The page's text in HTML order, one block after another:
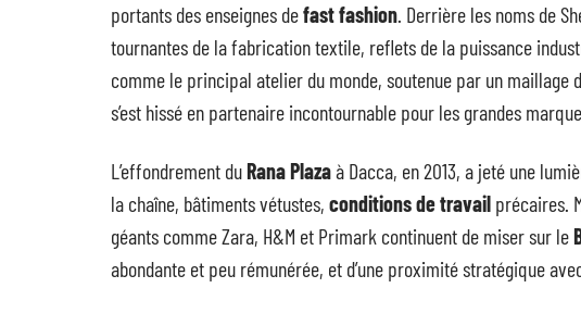
portants des enseignes defast fashion. Derrière les noms de
tournantes de la fabrication textile, reflets de la puissance
comme le principal atelier du monde, soutenue par un maillage
s’est hissé en partenaire incontournable pour les grandes
L’effondrement duRana Plazaà Dacca, en 2013, a jeté une
la chaîne, bâtiments vétustes, conditions de travail précaires.
géants comme Zara, H&M et Primark continuent de miser sur le
abondante et peu rémunérée, et d’une proximité stratégique